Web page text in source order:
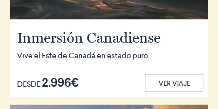
Inmersión Canadiense
Vive el Este de Canadá en estado puro
DESDE2.996€ VER VIAJE